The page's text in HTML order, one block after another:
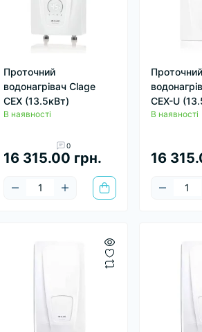
Проточний
водонагрівач Clage
CEX (13.5кВт)
В наявності
0
16 315.00 грн.
Проточний
CEX-U
В наявності
16